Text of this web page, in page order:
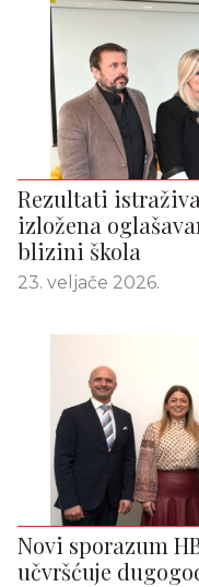
Rezultati
izložena
blizini škola
23. veljače 2026.
Novi sporazum
učvršćuje